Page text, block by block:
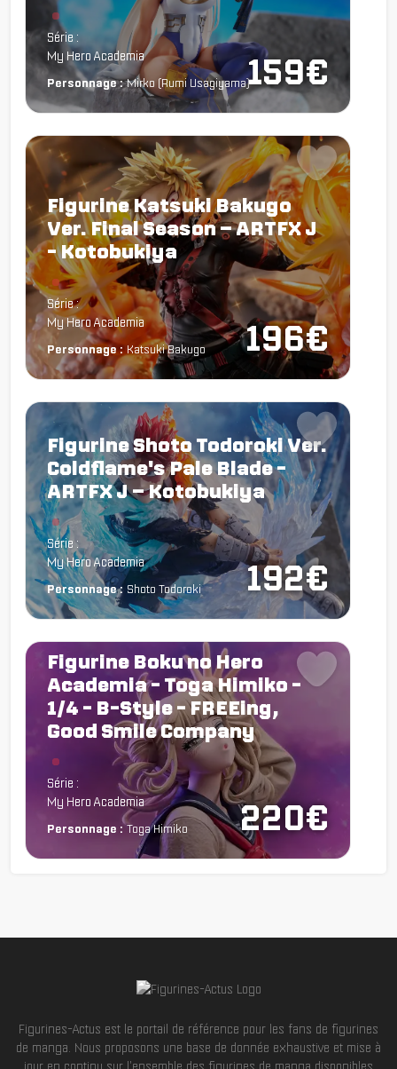
159€
Chargement...
Série :
My Hero Academia
Personnage : Mirko (Rumi Usagiyama)
196€
Figurine Katsuki Bakugo
Ver. Final Season – ARTFX J
- Kotobukiya
Chargement...
Série :
My Hero Academia
Personnage : Katsuki Bakugo
192€
Figurine Shoto Todoroki Ver.
Coldflame's Pale Blade -
ARTFX J – Kotobukiya
Chargement...
Série :
My Hero Academia
Personnage : Shoto Todoroki
220€
Figurine Boku no Hero
Academia - Toga Himiko -
1/4 - B-Style - FREEing,
Good Smile Company
Série :
My Hero Academia
Personnage : Toga Himiko
Figurines-Actus est le portail de référence pour les fans de figurines
de manga. Nous proposons une base de donnée exhaustive et mise à